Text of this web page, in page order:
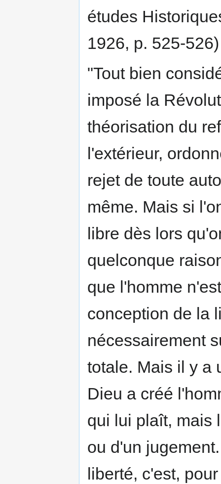
études
1926, p. 525-526)
"Tout bien
imposé la
théorisation du
l'extérieur,
rejet de toute
même. Mais si
libre dès lors
quelconque
que l'homme
conception de la
nécessairement
totale. Mais il y a
Dieu a créé
qui lui plaît, mais
ou d'un
liberté, c'est,